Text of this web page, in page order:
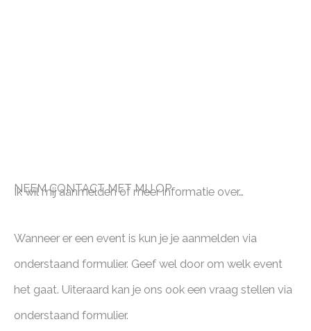
Ik wil mij aanmelden of meer informatie over…
NEEM CONTACT MET MIJ OP
Wanneer er een event is kun je je aanmelden via
onderstaand formulier. Geef wel door om welk event
het gaat. Uiteraard kan je ons ook een vraag stellen via
onderstaand formulier.